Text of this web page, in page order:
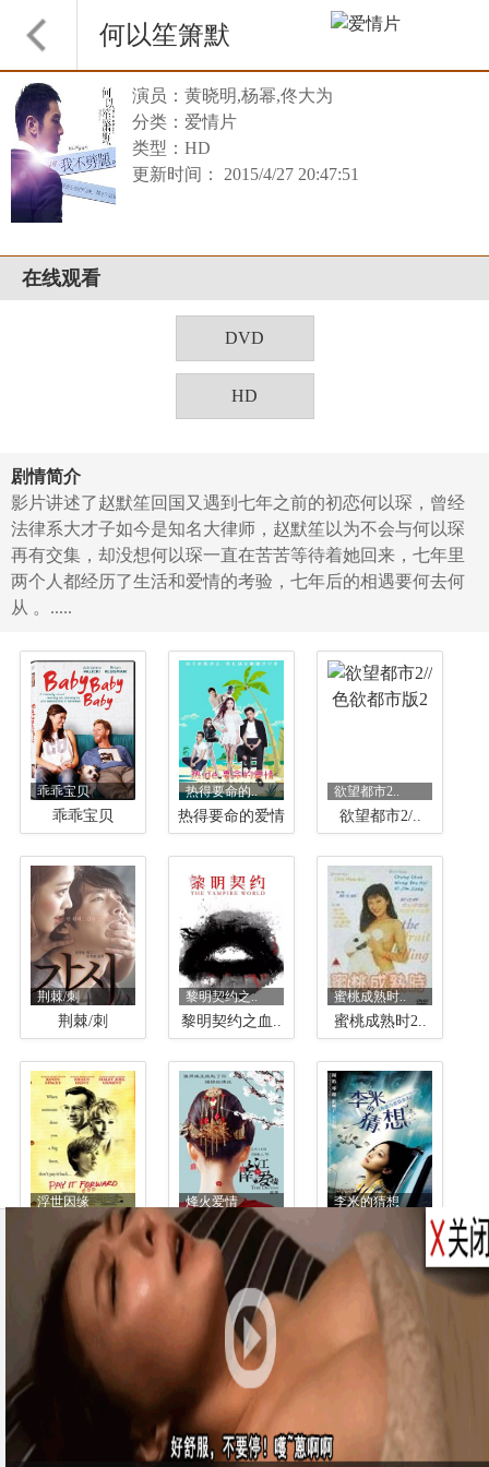
何以笙箫默
演员：黄晓明,杨幂,佟大为
分类：爱情片
类型：HD
更新时间： 2015/4/27 20:47:51
在线观看
DVD
HD
剧情简介
影片讲述了赵默笙回国又遇到七年之前的初恋何以琛，曾经
法律系大才子如今是知名大律师，赵默笙以为不会与何以琛
再有交集，却没想何以琛一直在苦苦等待着她回来，七年里
两个人都经历了生活和爱情的考验，七年后的相遇要何去何
从 。.....
乖乖宝贝
乖乖宝贝
热得要命的..
热得要命的爱情
欲望都市2..
欲望都市2/..
荆棘/刺
荆棘/刺
黎明契约之..
黎明契约之血..
蜜桃成熟时..
蜜桃成熟时2..
浮世因缘
浮世因缘
烽火爱情
烽火爱情
李米的猜想